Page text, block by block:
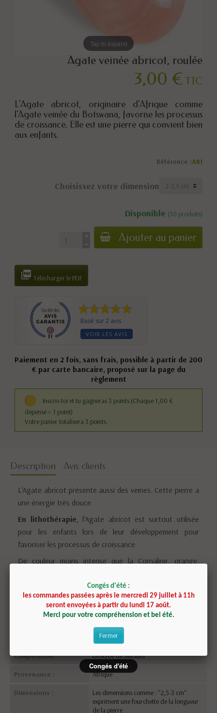
Tap to expand
Agate veinée abricot, roulée
3,00 € TTC
L'Agate abricot, originaire d'Afrique comme
l'Agate veinée du Botswana, favorise les processus
de croissance. Elle est une pierre qui convient bien
aux enfants.
Référence :AR1
Choisissez votre dimension
Disponible (30 produits)
Ajouter au panier
 Télécharger le PDF
Basé sur 2 avis
VOIR LES AVIS
Paiement en 2 fois, sans frais, possible à partir de 200
€ par carte bancaire, proposé sur la page du
règlement
Inscris-toi et tu gagneras 3 points (Chaque 1,00 €
dépensé = 1 point)
Votre panier totalisera 3 points.
Description Avis clients
L'Agate abricot présente aussi des veines. Cette pierre a
une énergie très douce.
En lithothérapie, l'Agate abricot est surtout utilisée
pour les enfants lors de leur développement pour
favoriser les processus de croissance.
De couleur moins intense que la Cornaline, orange,
avec une énergie plus douce que la Cornaline.
Fiche technique
6,5 - 7
Composition : Dioxyde de Silicium
Provenance : Afrique
Dimensions :
Les dimensions comme : "2,5-3 cm"
expriment une fourchette de la longueur
de la pierre
Congés d'été :
les commandes passées après le mercredi 29 juillet à 11h
seront envoyées à partir du lundi 17 août.
Merci pour votre compréhension et bel été.
Fermer
Congés d'été